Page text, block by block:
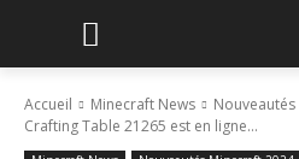
Accueil Minecraft News
Nouveautés
Crafting Table 21265 est en ligne...